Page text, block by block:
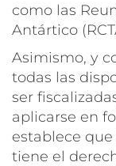
como las
Antártico
Asimismo, y
todas las
ser
aplicarse en
establece
tiene el